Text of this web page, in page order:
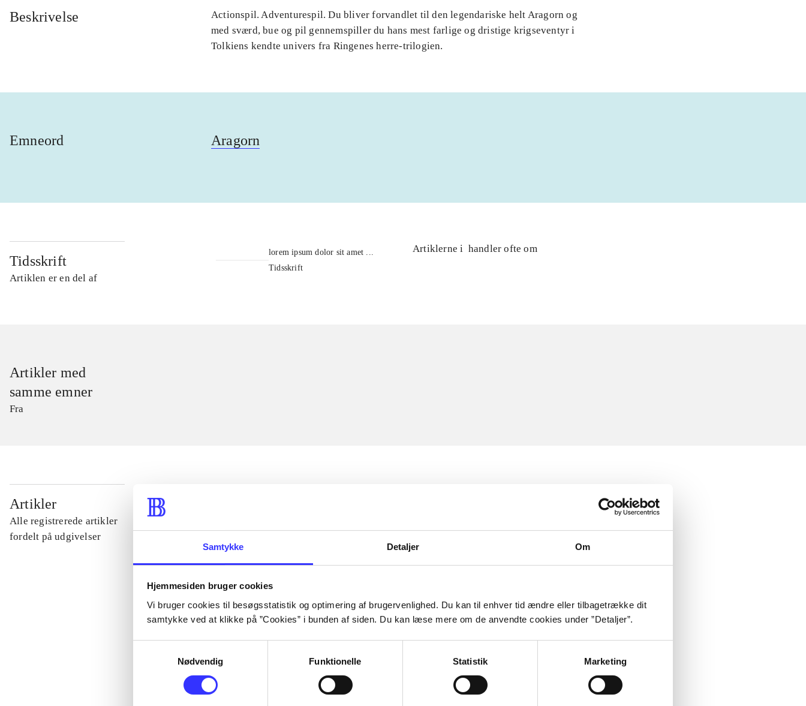
Samtykke Detaljer Om
Hjemmesiden bruger cookies
Vi bruger cookies til besøgsstatistik og optimering af brugervenlighed. Du kan til enhver tid ændre eller tilbagetrække dit
samtykke ved at klikke på ”Cookies” i bunden af siden. Du kan læse mere om de anvendte cookies under ”Detaljer”.
Nødvendig
Funktionelle Statistik Marketing
Beskrivelse
Actionspil. Adventurespil. Du bliver forvandlet til den legendariske helt Aragorn og
med sværd, bue og pil gennemspiller du hans mest farlige og dristige krigseventyr i
Tolkiens kendte univers fra Ringenes herre-trilogien.
Emneord Aragorn
Tidsskrift
Artiklen er en del af
lorem ipsum dolor sit amet ...
Tidsskrift
Artiklerne i handler ofte om
Artikler med
samme emner
Fra
Artikler
Alle registrerede artikler
fordelt på udgivelser